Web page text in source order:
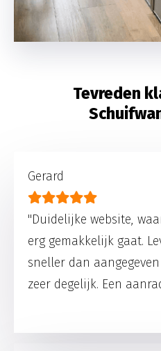
Tevreden
Gerard
"Duidelijke website,
erg gemakkelijk gaat.
sneller dan
zeer degelijk. Een